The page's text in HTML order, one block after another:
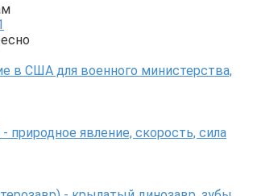
в США для военного министерства,
природное явление, скорость, сила